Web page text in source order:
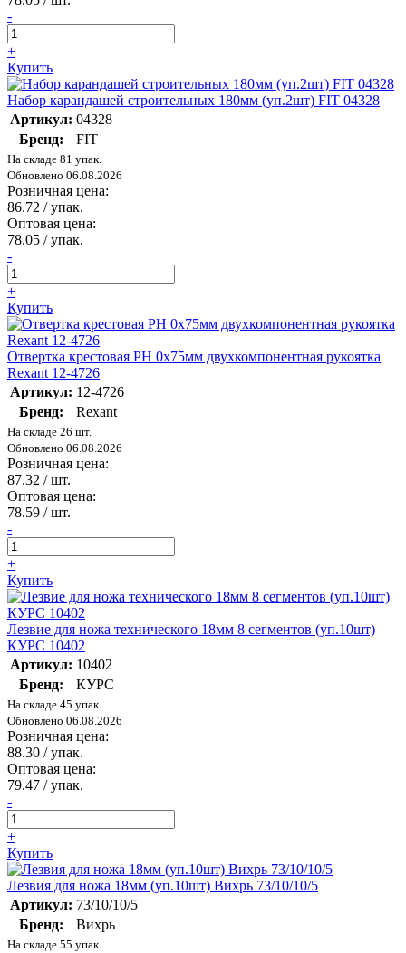
-
+
Купить
Набор карандашей строительных 180мм (уп.2шт) FIT 04328
Артикул: 04328
Бренд:
FIT
На складе 81 упак.
Обновлено 06.08.2026
Розничная цена:
86.72 / упак.
Оптовая цена:
78.05 / упак.
-
+
Купить
Отвертка крестовая PH 0х75мм двухкомпонентная рукоятка
Rexant 12-4726
Артикул: 12-4726
Бренд:
Rexant
На складе 26 шт.
Обновлено 06.08.2026
Розничная цена:
87.32 / шт.
Оптовая цена:
78.59 / шт.
-
+
Купить
Лезвие для ножа технического 18мм 8 сегментов (уп.10шт)
КУРС 10402
Артикул: 10402
Бренд:
КУРС
На складе 45 упак.
Обновлено 06.08.2026
Розничная цена:
88.30 / упак.
Оптовая цена:
79.47 / упак.
-
+
Купить
Лезвия для ножа 18мм (уп.10шт) Вихрь 73/10/10/5
Артикул: 73/10/10/5
Бренд:
Вихрь
На складе 55 упак.